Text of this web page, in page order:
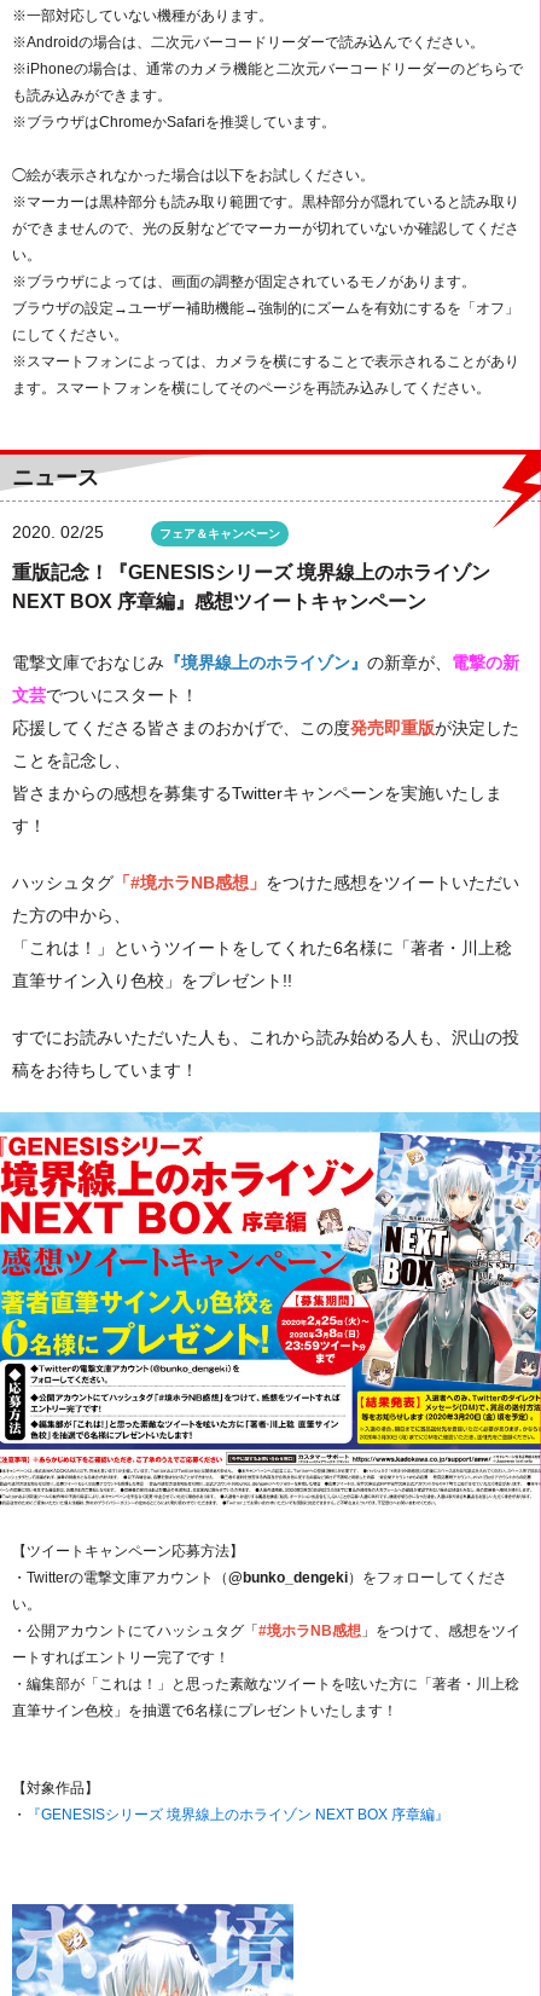
※一部対応していない機種があります。
※Androidの場合は、二次元バーコードリーダーで読み込んでください。
※iPhoneの場合は、通常のカメラ機能と二次元バーコードリーダーのどちらで
も読み込みができます。
※ブラウザはChromeかSafariを推奨しています。
◯絵が表示されなかった場合は以下をお試しください。
※マーカーは黒枠部分も読み取り範囲です。黒枠部分が隠れていると読み取り
ができませんので、光の反射などでマーカーが切れていないか確認してくださ
い。
※ブラウザによっては、画面の調整が固定されているモノがあります。
ブラウザの設定→ユーザー補助機能→強制的にズームを有効にするを「オフ」
にしてください。
※スマートフォンによっては、カメラを横にすることで表示されることがあり
ます。スマートフォンを横にしてそのページを再読み込みしてください。
ニュース
2020. 02/25 フェア＆キャンペーン
重版記念！『GENESISシリーズ 境界線上のホライゾン
NEXT BOX 序章編』感想ツイートキャンペーン
電撃文庫でおなじみ 『境界線上のホライゾン』 の新章が、 電撃の新
文芸でついにスタート！
応援してくださる皆さまのおかげで、この度発売即重版が決定した
ことを記念し、
皆さまからの感想を募集するTwitterキャンペーンを実施いたしま
す！
ハッシュタグ 「#境ホラNB感想」 をつけた感想をツイートいただい
た方の中から、
「これは！」というツイートをしてくれた6名様に「著者・川上稔
直筆サイン入り色校」をプレゼント!!
すでにお読みいただいた人も、これから読み始める人も、沢山の投
稿をお待ちしています！
【ツイートキャンペーン応募方法】
・Twitterの電撃文庫アカウント（@bunko_dengeki）をフォローしてくださ
い。
・公開アカウントにてハッシュタグ「 #境ホラNB感想 」をつけて、感想をツイ
ートすればエントリー完了です！
・編集部が「これは！」と思った素敵なツイートを呟いた方に「著者・川上稔
直筆サイン色校」を抽選で6名様にプレゼントいたします！
【対象作品】
・
『GENESISシリーズ 境界線上のホライゾン NEXT BOX 序章編』